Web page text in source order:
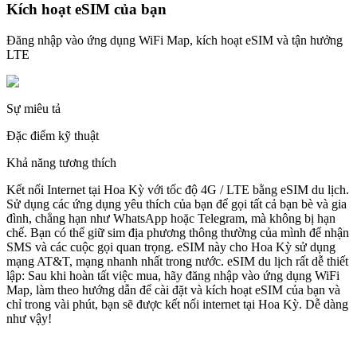
Kích hoạt eSIM của bạn
Đăng nhập vào ứng dụng WiFi Map, kích hoạt eSIM và tận hưởng
LTE
Sự miêu tả
Đặc điểm kỹ thuật
Khả năng tương thích
Kết nối Internet tại Hoa Kỳ với tốc độ 4G / LTE bằng eSIM du lịch.
Sử dụng các ứng dụng yêu thích của bạn để gọi tất cả bạn bè và gia
đình, chẳng hạn như WhatsApp hoặc Telegram, mà không bị hạn
chế. Bạn có thể giữ sim địa phương thông thường của mình để nhận
SMS và các cuộc gọi quan trọng. eSIM này cho Hoa Kỳ sử dụng
mạng AT&T, mạng nhanh nhất trong nước. eSIM du lịch rất dễ thiết
lập: Sau khi hoàn tất việc mua, hãy đăng nhập vào ứng dụng WiFi
Map, làm theo hướng dẫn để cài đặt và kích hoạt eSIM của bạn và
chỉ trong vài phút, bạn sẽ được kết nối internet tại Hoa Kỳ. Dễ dàng
như vậy!